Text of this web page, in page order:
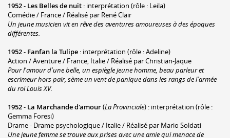
1952- Les Belles de nuit : interprétation (rôle : Leila)
Comédie / France / Réalisé par René Clair
Un jeune musicien vit en rêve des aventures amoureuses à des époques
différentes.
1952- Fanfan la Tulipe : interprétation (rôle : Adeline)
Action / Aventure / France, Italie / Réalisé par Christian-Jaque
Pour l'amour d'une belle, un espiègle jeune homme, beau parleur et
escrimeur hors pair, sème un vent de panique dans les rangs de l'armée
du roi Louis XV.
1952- La Marchande d'amour(La Provinciale) : interprétation (rôle :
Gemma Foresi)
Drame - Drame psychologique / Italie / Réalisé par Mario Soldati
Une jeune femme se trouve aux prises avec une amie qui menace de